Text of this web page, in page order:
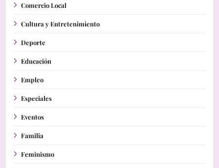
Comercio Local
Cultura y Entretenimiento
Deporte
Educación
Empleo
Especiales
Eventos
Familia
Feminismo